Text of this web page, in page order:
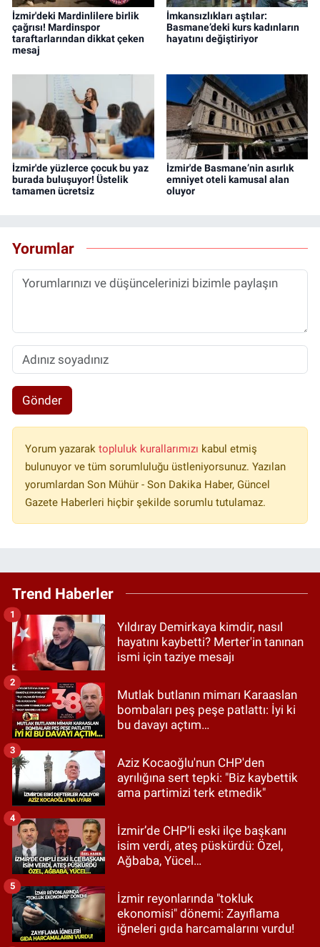
İzmir'deki Mardinlilere birlik
çağrısı! Mardinspor
taraftarlarından dikkat çeken
mesaj
İmkansızlıkları aştılar:
Basmane’deki kurs kadınların
hayatını değiştiriyor
İzmir'de yüzlerce çocuk bu yaz
burada buluşuyor! Üstelik
tamamen ücretsiz
İzmir'de Basmane’nin asırlık
emniyet oteli kamusal alan
oluyor
Yorumlar
Gönder
Yorum yazarak topluluk kurallarımızı kabul etmiş
bulunuyor ve tüm sorumluluğu üstleniyorsunuz. Yazılan
yorumlardan Son Mühür - Son Dakika Haber, Güncel
Gazete Haberleri hiçbir şekilde sorumlu tutulamaz.
Trend Haberler
Yıldıray Demirkaya kimdir, nasıl
hayatını kaybetti? Merter'in tanınan
ismi için taziye mesajı
1
Mutlak butlanın mimarı Karaaslan
bombaları peş peşe patlattı: İyi ki
bu davayı açtım…
2
Aziz Kocaoğlu'nun CHP'den
ayrılığına sert tepki: "Biz kaybettik
ama partimizi terk etmedik"
3
İzmir’de CHP’li eski ilçe başkanı
isim verdi, ateş püskürdü: Özel,
Ağbaba, Yücel…
4
İzmir reyonlarında "tokluk
ekonomisi" dönemi: Zayıflama
iğneleri gıda harcamalarını vurdu!
5